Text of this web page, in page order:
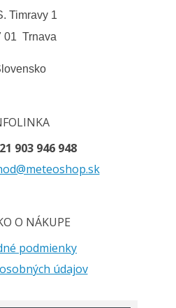
Timravy 1
01 Trnava
903 946 948
O NÁKUPE
podmienky
údajov